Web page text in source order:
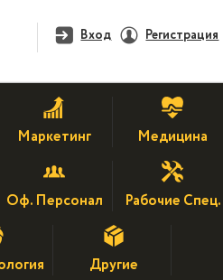
Вход Регистрация
Маркетинг Медицина
Оф. Персонал Рабочие Спец.
Другие